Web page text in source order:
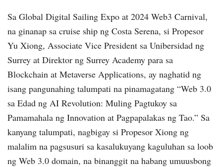
Sa Global Digital Sailing Expo at 2024 Web3 Carnival,
na ginanap sa cruise ship ng Costa Serena, si Propesor
Yu Xiong, Associate Vice President sa Unibersidad ng
Surrey at Direktor ng Surrey Academy para sa
Blockchain at Metaverse Applications, ay naghatid ng
isang pangunahing talumpati na pinamagatang “Web 3.0
sa Edad ng AI Revolution: Muling Pagtukoy sa
Pamamahala ng Innovation at Pagpapalakas ng Tao.” Sa
kanyang talumpati, nagbigay si Propesor Xiong ng
malalim na pagsusuri sa kasalukuyang kaguluhan sa loob
ng Web 3.0 domain, na binanggit na habang umuusbong